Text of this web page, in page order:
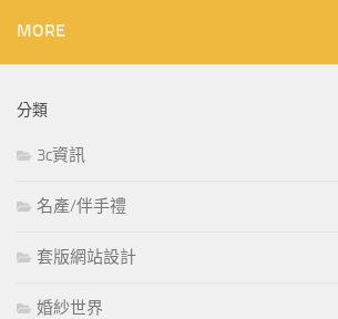
MORE
分類
3c資訊
名產/伴手禮
套版網站設計
婚紗世界